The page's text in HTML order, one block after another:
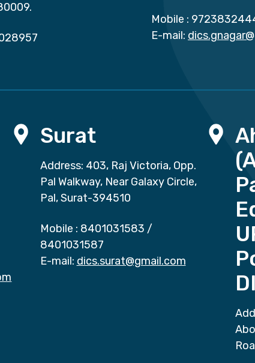
Mobile :
E-mail:
Surat
Address: 403, Raj Victoria, Opp.
Pal Walkway, Near Galaxy Circle,
Pal, Surat-394510
Mobile : 8401031583 /
8401031587
E-mail: dics.surat@gmail.com